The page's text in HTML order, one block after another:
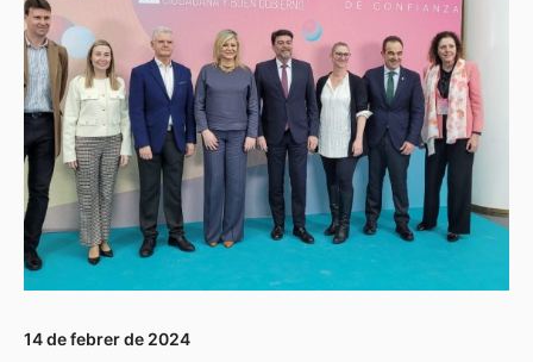
14 de febrer de 2024